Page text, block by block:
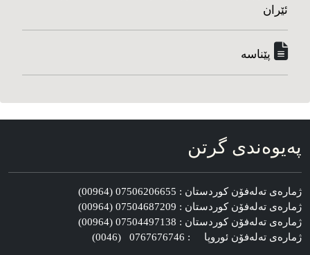
ئێران
پێناسه‌
په‌یوه‌ندی گرتن
ژماره‌ی ته‌له‌فۆن کوردستان : 07506206655 (00964)
ژماره‌ی ته‌له‌فۆن کوردستان : 07504687209 (00964)
ژماره‌ی ته‌له‌فۆن کوردستان : 07504497138 (00964)
ژماره‌ی ته‌له‌فۆن ئوروپا : 0767676746 (0046)